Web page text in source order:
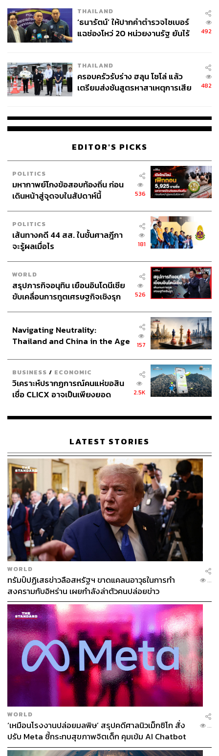
ภาค: Rurouni Kenshin: The Beginning (2021)
2021
ฟังเพลงได้ที่นี่
รับชมตัวอย่างภาพยนตร์ฉบับภาษาญี่ปุ่นได้ที่นี่
ภาพ:
ONE OK ROCK / Facebook
ภาพประกอบ: พุทธิพงศ์ โรจน์ศตพงค์
อ้างอิง:
https://en.wikipedia.org/wiki/One_Ok_Rock#Awards
_and_nominations
https://en.wikipedia.org/wiki/Rurouni_Kenshin_(film)
https://www.nme.com/news/music/one-ok-rock-share-
new-single-renegade-co-written-ed-sheeran-292224
7
https://www.oricon.co.jp/prof/395502/rank/
https://en.wikipedia.org/wiki/Renegades_(One_Ok_
Rock_song)
https://www.billboard.com/music/one-ok-rock/chart-hi
story/JPN
TAGS: ONE OK ROCK เพลง
เพลงประกอบภาพยนตร์
ภาพยนตร์
ดนตรี Music ภาพยนตร์แอ็กชัน
1.4K
ABOUT THE AUTHOR
จ่ายหนี้-แอบระบุแบรนด์
THAILAND
‘ธนารัตน์’ ให้ปากคำตำรวจไซเบอร์
แฉช่องโหว่ 20 หน่วยงานรัฐ ยันไร้
492
THAILAND
ครอบครัวรับร่าง ฮลุน โซโล่ แล้ว
เตรียมส่งชันสูตรหาสาเหตุการเสีย
482
EDITOR'S PICKS
POLITICS
มหากาพย์โกงข้อสอบท้องถิ่น ก่อน
เดินหน้าสู่จุดจบในสัปดาห์นี้
536
POLITICS
เส้นทางคดี 44 สส. ในชั้นศาลฎีกา
จะรู้ผลเมื่อไร
181
WORLD
สรุปภารกิจอนุทิน เยือนอินโดนีเซีย
ขับเคลื่อนการทูตเศรษฐกิจเชิงรุก
526
Navigating Neutrality:
Thailand and China in the Age
157
BUSINESS / ECONOMIC
วิเคราะห์ปรากฏการณ์คนแห่ขอสิน
เชื่อ CLICX อาจเป็นเพียงยอด
เรือนไทยที่ถูกซุกไว้
2.5K
LATEST STORIES
WORLD
ทรัมป์ปฏิเสธข่าวลือสหรัฐฯ ขาดแคลนอาวุธในการทำ
สงครามกับอิหร่าน เผยกำลังล่าตัวคนปล่อยข่าว
...
WORLD
‘เหมือนโรงงานปล่อยมลพิษ’ สรุปคดีศาลนิวเม็กซิโก สั่ง
ปรับ Meta ชี้กระทบสุขภาพจิตเด็ก คุมเข้ม AI Chatbot
...